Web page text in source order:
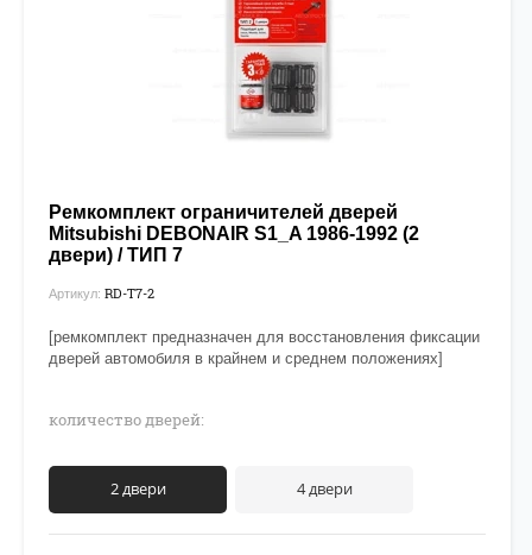
Ремкомплект ограничителей дверей
Mitsubishi DEBONAIR S1_A 1986-1992 (2
двери) / ТИП 7
Артикул: RD-T7-2
[ремкомплект предназначен для восстановления фиксации
дверей автомобиля в крайнем и среднем положениях]
количество дверей:
2 двери 4 двери